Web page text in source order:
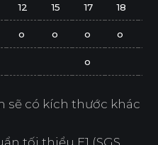
12 15 17 18
o o o o
o
sẽ có kích thước khác
tối thiểu E1 (SGS